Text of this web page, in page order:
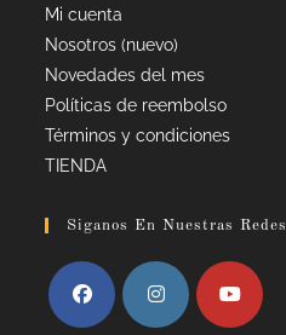
Mi cuenta
Nosotros (nuevo)
Novedades del mes
Políticas de reembolso
Términos y condiciones
TIENDA
Siganos En Nuestras Redes